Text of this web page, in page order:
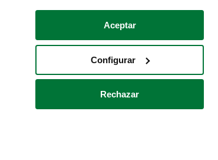
Aceptar
Configurar
Rechazar